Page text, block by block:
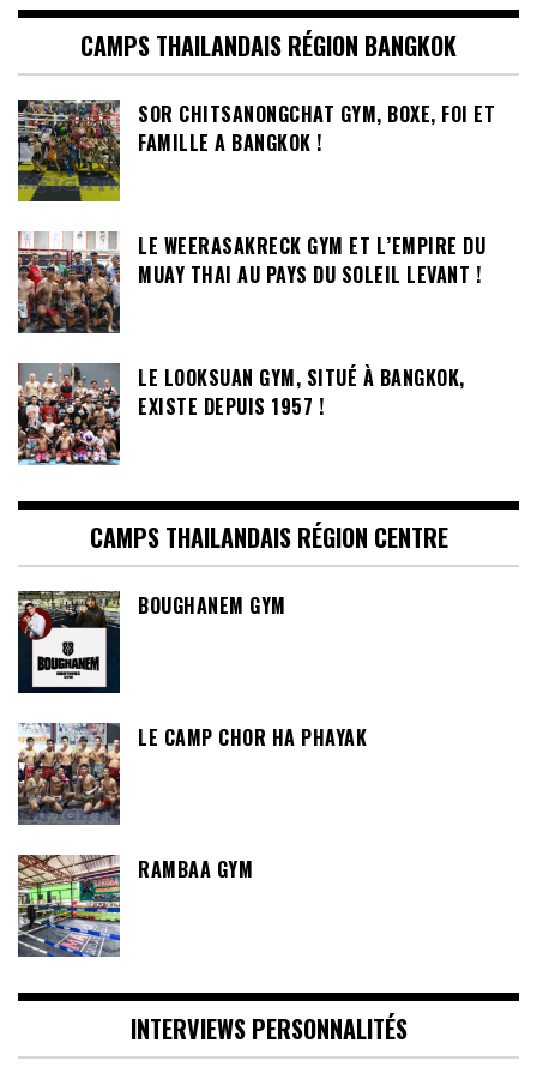
CAMPS THAILANDAIS RÉGION BANGKOK
SOR CHITSANONGCHAT GYM, BOXE, FOI ET
FAMILLE A BANGKOK !
LE WEERASAKRECK GYM ET L’EMPIRE DU
MUAY THAI AU PAYS DU SOLEIL LEVANT !
LE LOOKSUAN GYM, SITUÉ À BANGKOK,
EXISTE DEPUIS 1957 !
CAMPS THAILANDAIS RÉGION CENTRE
BOUGHANEM GYM
LE CAMP CHOR HA PHAYAK
RAMBAA GYM
INTERVIEWS PERSONNALITÉS